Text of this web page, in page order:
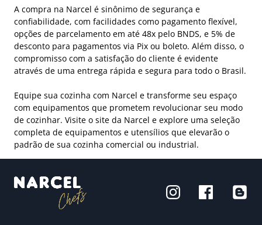
A compra na Narcel é sinônimo de segurança e
confiabilidade, com facilidades como pagamento flexível,
opções de parcelamento em até 48x pelo BNDS, e 5% de
desconto para pagamentos via Pix ou boleto. Além disso, o
compromisso com a satisfação do cliente é evidente
através de uma entrega rápida e segura para todo o Brasil.
Equipe sua cozinha com Narcel e transforme seu espaço
com equipamentos que prometem revolucionar seu modo
de cozinhar. Visite o site da Narcel e explore uma seleção
completa de equipamentos e utensílios que elevarão o
padrão de sua cozinha comercial ou industrial.